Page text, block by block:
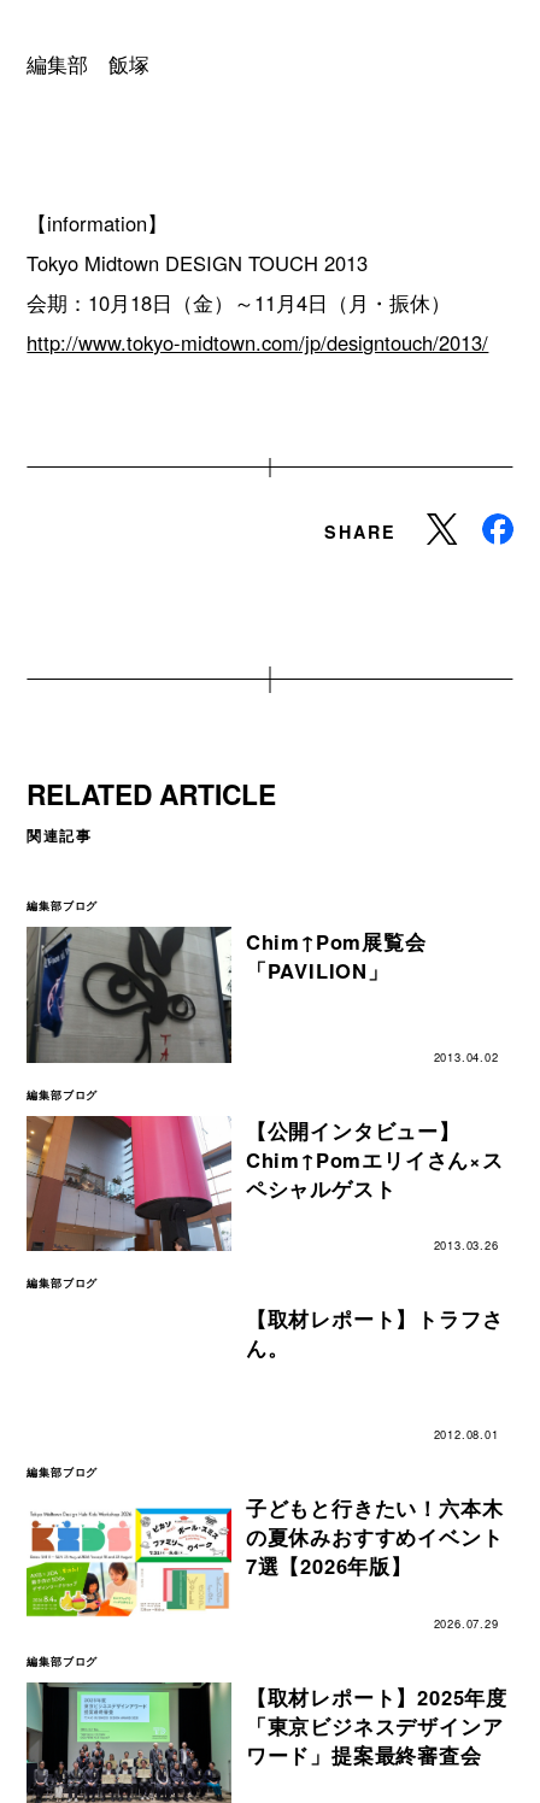
編集部 飯塚
【information】
Tokyo Midtown DESIGN TOUCH 2013
会期：10月18日（金）～11月4日（月・振休）
http://www.tokyo-midtown.com/jp/designtouch/2013/
SHARE
RELATED ARTICLE
関連記事
編集部ブログ
Chim↑Pom展覧会
「PAVILION」
2013.04.02
編集部ブログ
【公開インタビュー】
Chim↑Pomエリイさん×ス
ペシャルゲスト
2013.03.26
編集部ブログ
【取材レポート】トラフさ
ん。
2012.08.01
編集部ブログ
子どもと行きたい！六本木
の夏休みおすすめイベント
7選【2026年版】
2026.07.29
編集部ブログ
【取材レポート】2025年度
「東京ビジネスデザインア
ワード」提案最終審査会